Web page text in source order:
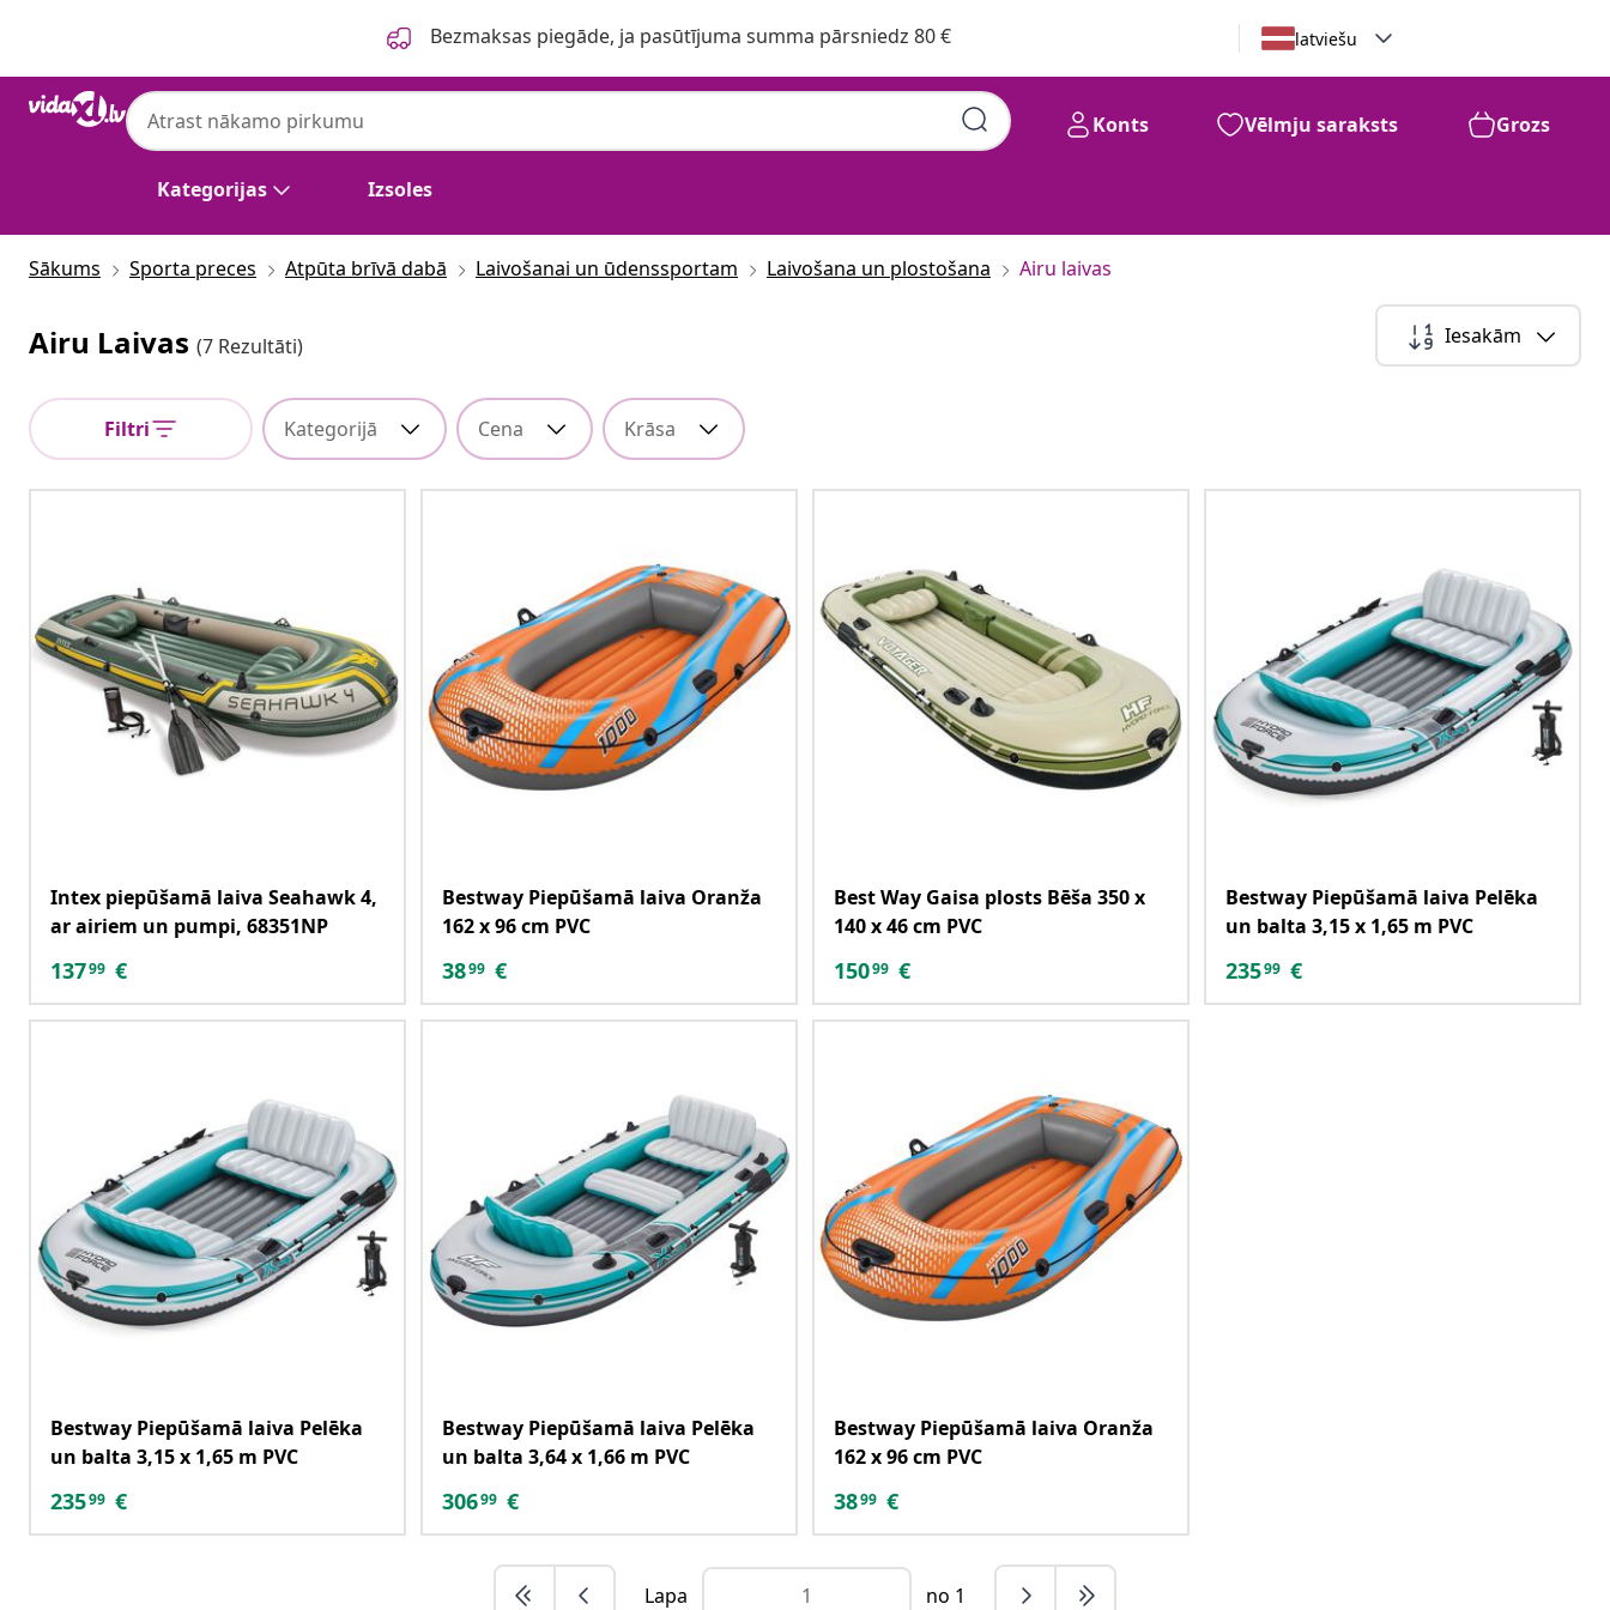
Bezmaksas piegāde, ja pasūtījuma summa pārsniedz 80 € latviešu
Kategorijas Izsoles
Konts Vēlmju saraksts Grozs
Sākums Sporta preces Atpūta brīvā dabā Laivošanai un ūdenssportam Laivošana un plostošana Airu laivas
Airu Laivas (7 Rezultāti) Iesakām
Filtri Kategorijā Cena Krāsa
Intex piepūšamā laiva Seahawk 4,
ar airiem un pumpi, 68351NP
13799 €
Bestway Piepūšamā laiva Oranža
162 x 96 cm PVC
3899 €
Best Way Gaisa plosts Bēša 350 x
140 x 46 cm PVC
15099 €
Bestway Piepūšamā laiva Pelēka
un balta 3,15 x 1,65 m PVC
23599 €
Bestway Piepūšamā laiva Pelēka
un balta 3,15 x 1,65 m PVC
23599 €
Bestway Piepūšamā laiva Pelēka
un balta 3,64 x 1,66 m PVC
30699 €
Bestway Piepūšamā laiva Oranža
162 x 96 cm PVC
3899 €
Lapa no 1